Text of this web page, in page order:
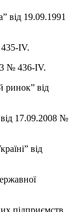
від 19.09.1991
IV.
№ 436-IV.
ринок” від
від 17.09.2008 №
від